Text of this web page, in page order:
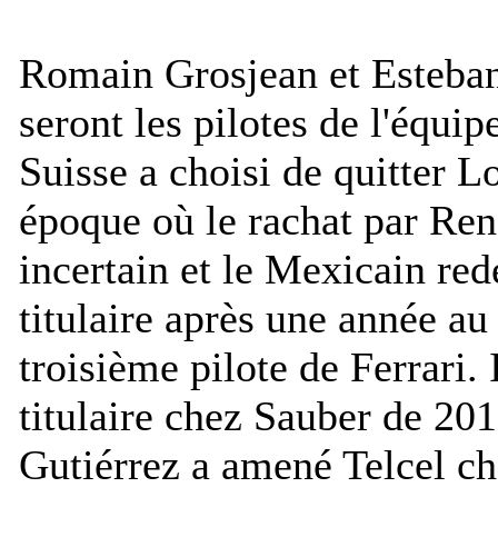
Romain Grosjean et
seront les pilotes de
Suisse a choisi de quitter
époque où le rachat par
incertain et le Mexicain
titulaire après une année au
troisième pilote de Ferrari.
titulaire chez Sauber de
Gutiérrez a amené Telcel